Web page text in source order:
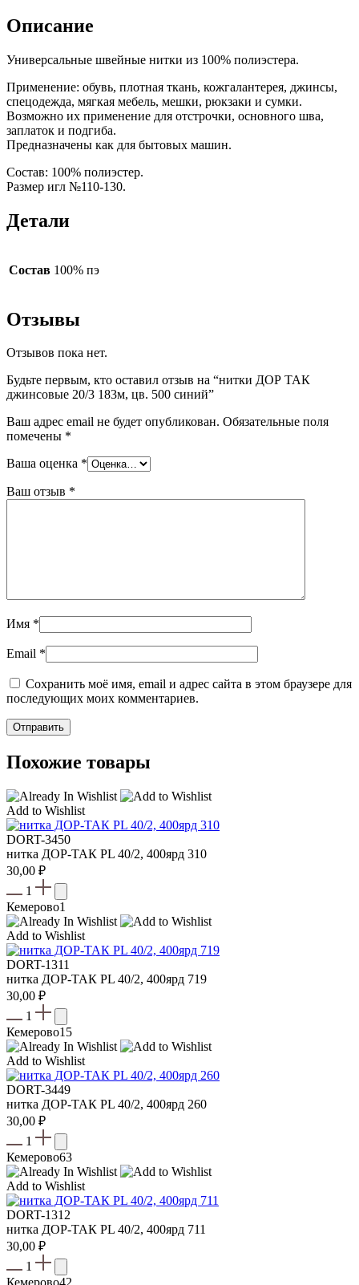
Описание
Универсальные швейные нитки из 100% полиэстера.
Применение: обувь, плотная ткань, кожгалантерея, джинсы,
спецодежда, мягкая мебель, мешки, рюкзаки и сумки.
Возможно их применение для отстрочки, основного шва,
заплаток и подгиба.
Предназначены как для бытовых машин.
Состав: 100% полиэстер.
Размер игл №110-130.
Детали
Состав 100% пэ
Отзывы
Отзывов пока нет.
Будьте первым, кто оставил отзыв на “нитки ДОР ТАК
джинсовые 20/3 183м, цв. 500 синий”
Ваш адрес email не будет опубликован. Обязательные поля
помечены *
Ваша оценка *
Ваш отзыв *
Имя *
Email *
Сохранить моё имя, email и адрес сайта в этом браузере для
последующих моих комментариев.
Похожие товары
Add to Wishlist
DORT-3450
нитка ДОР-ТАК PL 40/2, 400ярд 310
30,00 ₽
1
Кемерово1
Add to Wishlist
DORT-1311
нитка ДОР-ТАК PL 40/2, 400ярд 719
30,00 ₽
1
Кемерово15
Add to Wishlist
DORT-3449
нитка ДОР-ТАК PL 40/2, 400ярд 260
30,00 ₽
1
Кемерово63
Add to Wishlist
DORT-1312
нитка ДОР-ТАК PL 40/2, 400ярд 711
30,00 ₽
1